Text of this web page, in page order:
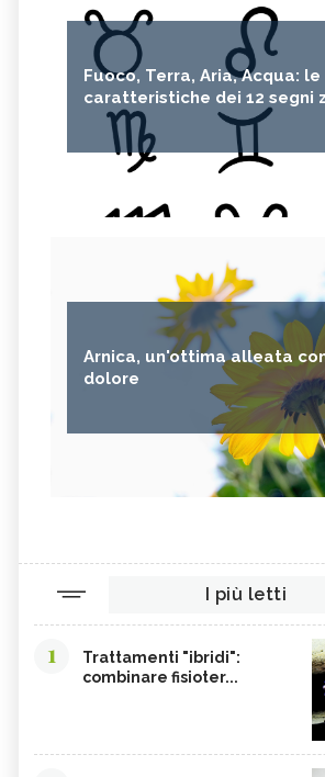
Fuoco, Terra, Aria, Acqua: le
caratteristiche dei 12 segni
Arnica, un'ottima alleata
dolore
I più letti
1
Trattamenti "ibridi":
combinare fisioter...